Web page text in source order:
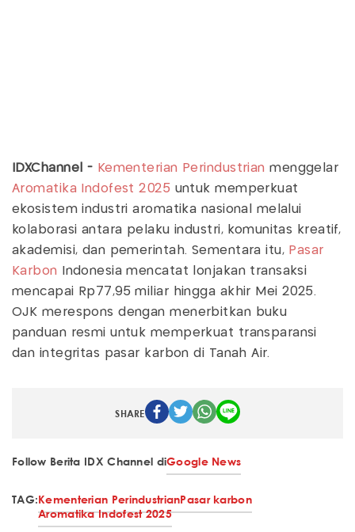
IDXChannel - Kementerian Perindustrian menggelar
Aromatika Indofest 2025 untuk memperkuat
ekosistem industri aromatika nasional melalui
kolaborasi antara pelaku industri, komunitas kreatif,
akademisi, dan pemerintah. Sementara itu, Pasar
Karbon
Indonesia mencatat lonjakan transaksi
mencapai Rp77,95 miliar hingga akhir Mei 2025.
OJK merespons dengan menerbitkan buku
panduan resmi untuk memperkuat transparansi
dan integritas pasar karbon di Tanah Air.
SHARE
Follow Berita IDX Channel diGoogle News
TAG:Kementerian PerindustrianPasar karbon
Aromatika Indofest 2025